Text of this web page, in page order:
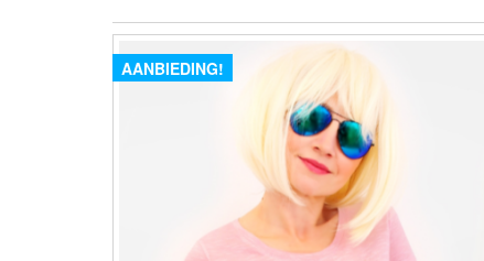
AANBIEDING!